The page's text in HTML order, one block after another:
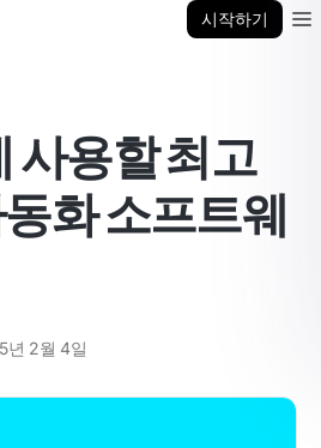
시작하기
용할 최고
화 소프트웨
년 2월 4일